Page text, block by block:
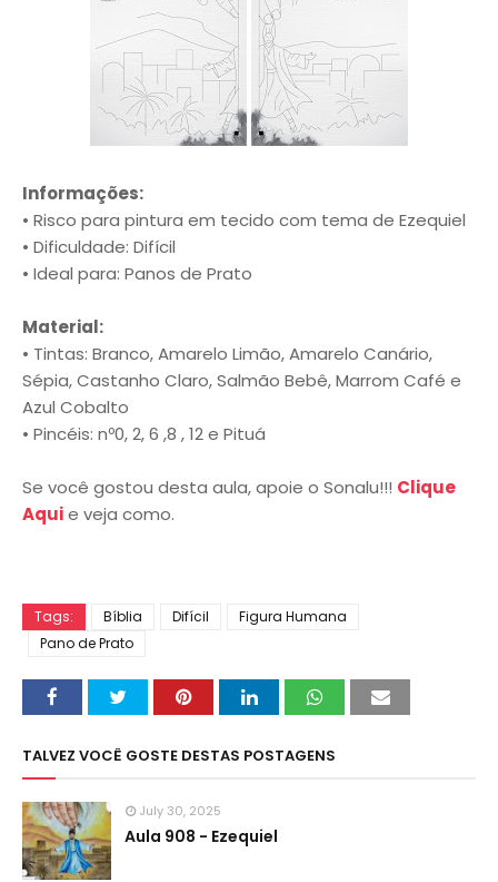
Informações:
• Risco para pintura em tecido com tema de Ezequiel
• Dificuldade: Difícil
• Ideal para: Panos de Prato
Material:
• Tintas: Branco, Amarelo Limão, Amarelo Canário,
Sépia, Castanho Claro, Salmão Bebê, Marrom Café e
Azul Cobalto
• Pincéis: nº0, 2, 6 ,8 , 12 e Pituá
Se você gostou desta aula, apoie o Sonalu!!! Clique
Aquie veja como.
Tags: Bíblia Difícil
Figura Humana
Pano de Prato
TALVEZ VOCÊ GOSTE DESTAS POSTAGENS
July 30, 2025
Aula 908 - Ezequiel